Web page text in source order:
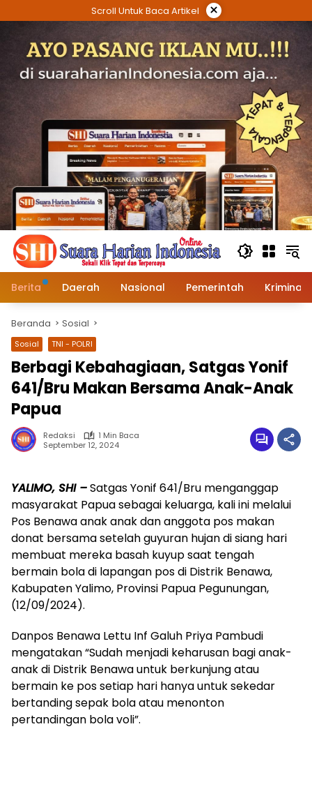
ke
Scroll Untuk Baca Artikel ×
wa.me/087842777025
Berita Daerah Nasional Pemerintah Kriminal
Beranda Sosial
Sosial TNI - POLRI
Berbagi Kebahagiaan, Satgas Yonif
641/Bru Makan Bersama Anak-Anak
Papua
Redaksi
1 Min Baca
September 12, 2024
YALIMO, SHI –Satgas Yonif 641/Bru menganggap
masyarakat Papua sebagai keluarga, kali ini melalui
Pos Benawa anak anak dan anggota pos makan
donat bersama setelah guyuran hujan di siang hari
membuat mereka basah kuyup saat tengah
bermain bola di lapangan pos di Distrik Benawa,
Kabupaten Yalimo, Provinsi Papua Pegunungan,
(12/09/2024).
Danpos Benawa Lettu Inf Galuh Priya Pambudi
mengatakan “Sudah menjadi keharusan bagi anak-
anak di Distrik Benawa untuk berkunjung atau
bermain ke pos setiap hari hanya untuk sekedar
bertanding sepak bola atau menonton
pertandingan bola voli”.